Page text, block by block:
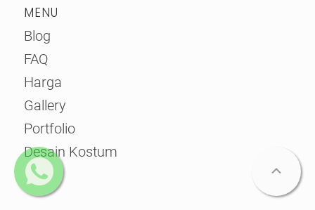
MENU
Blog
FAQ
Harga
Gallery
Portfolio
Desain Kostum